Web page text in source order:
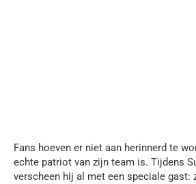
Fans hoeven er niet aan herinnerd te
echte patriot van zijn team is. Tijdens
verscheen hij al met een speciale gast: